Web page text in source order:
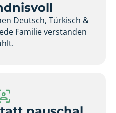
Deutsch, Türkisch &
Familie verstanden